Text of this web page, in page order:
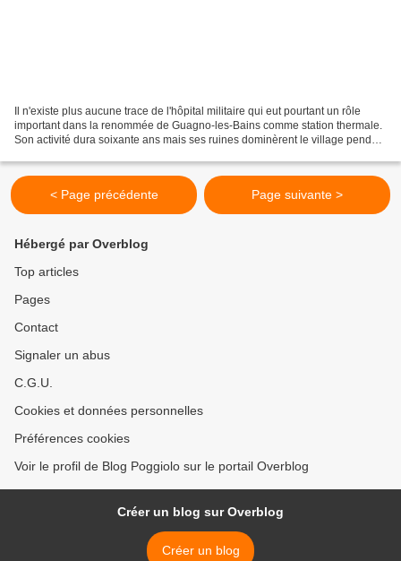
Il n'existe plus aucune trace de l'hôpital militaire qui eut pourtant un rôle
important dans la renommée de Guagno-les-Bains comme station thermale.
Son activité dura soixante ans mais ses ruines dominèrent le village pendant
< Page précédente Page suivante >
Hébergé par Overblog
Top articles
Pages
Contact
Signaler un abus
C.G.U.
Cookies et données personnelles
Préférences cookies
Voir le profil de Blog Poggiolo sur le portail Overblog
Créer un blog sur Overblog
Créer un blog